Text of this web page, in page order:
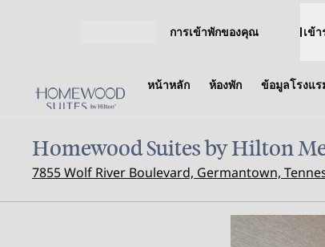
การเข้าพักของคุณ เข้
หน้าหลัก ห้องพัก ข้อมูลโรงแร
Homewood Suites by Hilton
7855 Wolf River Boulevard, Germantown,